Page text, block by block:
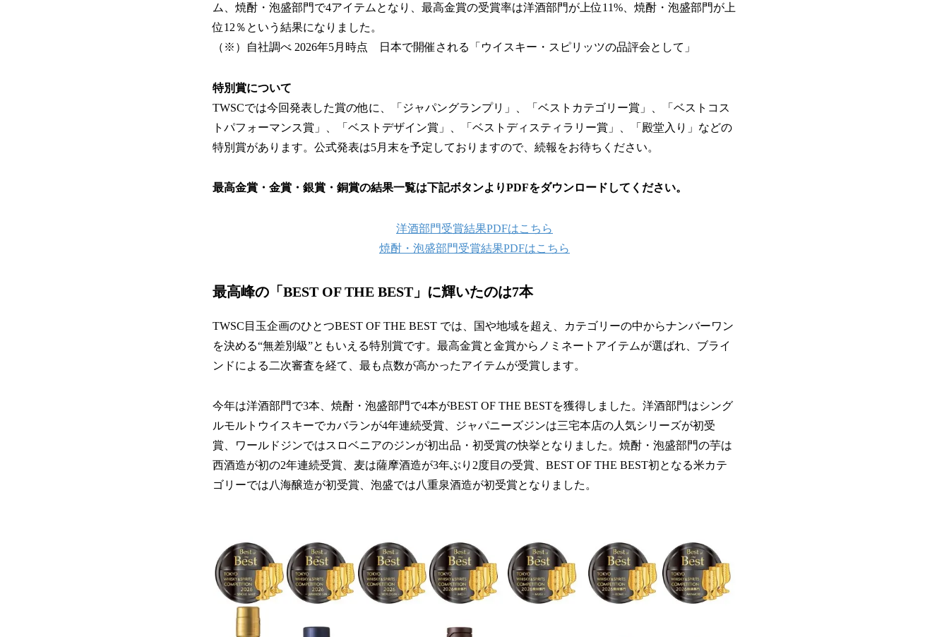
み
み
ム、焼酎・泡盛部門で4アイテムとなり、最高金賞の受賞率は洋酒部門が上位11%、焼酎・泡盛部門が上
位12％という結果になりました。
（※）自社調べ 2026年5月時点 日本で開催される「ウイスキー・スピリッツの品評会として」
特別賞について
TWSCでは今回発表した賞の他に、「ジャパングランプリ」、「ベストカテゴリー賞」、「ベストコス
トパフォーマンス賞」、「ベストデザイン賞」、「ベストディスティラリー賞」、「殿堂入り」などの
特別賞があります。公式発表は5月末を予定しておりますので、続報をお待ちください。
最高金賞・金賞・銀賞・銅賞の結果一覧は下記ボタンよりPDFをダウンロードしてください。
洋酒部門受賞結果PDFはこちら
焼酎・泡盛部門受賞結果PDFはこちら
最高峰の「BEST OF THE BEST」に輝いたのは7本
TWSC目玉企画のひとつBEST OF THE BEST では、国や地域を超え、カテゴリーの中からナンバーワン
を決める“無差別級”ともいえる特別賞です。最高金賞と金賞からノミネートアイテムが選ばれ、ブライ
ンドによる二次審査を経て、最も点数が高かったアイテムが受賞します。
今年は洋酒部門で3本、焼酎・泡盛部門で4本がBEST OF THE BESTを獲得しました。洋酒部門はシング
ルモルトウイスキーでカバランが4年連続受賞、ジャパニーズジンは三宅本店の人気シリーズが初受
賞、ワールドジンではスロベニアのジンが初出品・初受賞の快挙となりました。焼酎・泡盛部門の芋は
西酒造が初の2年連続受賞、麦は薩󠄀摩酒造が3年ぶり2度目の受賞、BEST OF THE BEST初となる米カテ
ゴリーでは八海醸造が初受賞、泡盛では八重泉酒造が初受賞となりました。